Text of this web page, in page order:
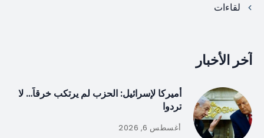
لقاءات
آخر الأخبار
أميركا لإسرائيل: الحزب لم يرتكب خرقاً… لا
تردوا
أغسطس 6, 2026